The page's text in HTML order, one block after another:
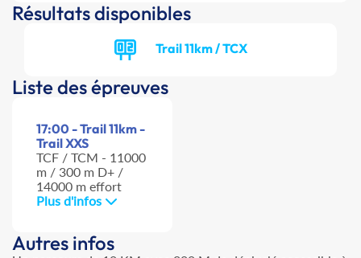
Résultats disponibles
Trail 11km / TCX
Liste des épreuves
17:00 - Trail 11km -
Trail XXS
TCF / TCM - 11000
m / 300 m D+ /
14000 m effort
Plus d'infos
Autres infos